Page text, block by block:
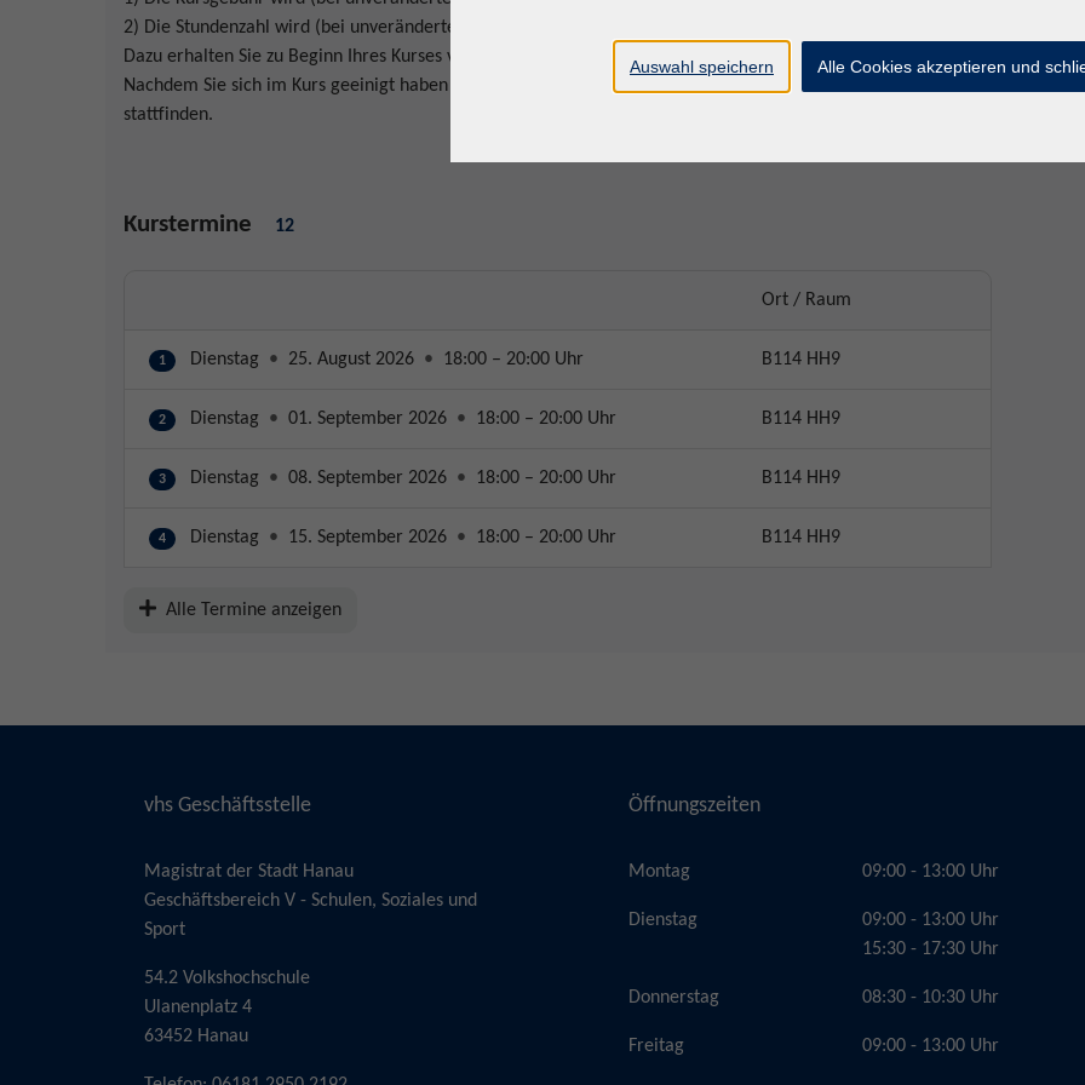
2) Die Stundenzahl wird (bei unveränderter Kursgebühr) verringert.
Dazu erhalten Sie zu Beginn Ihres Kurses von der vhs ein schriftliches Angebot mit beiden Möglichkeiten.
Nachdem Sie sich im Kurs geeinigt haben und dies mit Ihrer Unterschrift bestätigt haben, kann Ihr Kurs
stattfinden.
Kurstermine 12
Ort / Raum
1 Dienstag • 25. August 2026 • 18:00 – 20:00 Uhr B114 HH9
2 Dienstag • 01. September 2026 • 18:00 – 20:00 Uhr B114 HH9
3 Dienstag • 08. September 2026 • 18:00 – 20:00 Uhr B114 HH9
4 Dienstag • 15. September 2026 • 18:00 – 20:00 Uhr B114 HH9
Alle Termine anzeigen
vhs Geschäftsstelle
Magistrat der Stadt Hanau
Geschäftsbereich V - Schulen, Soziales und
Sport
54.2 Volkshochschule
Ulanenplatz 4
63452 Hanau
Öffnungszeiten
Montag
Dienstag
Donnerstag
Freitag
09:00 - 13:00 Uhr
09:00 - 13:00 Uhr
15:30 - 17:30 Uhr
08:30 - 10:30 Uhr
09:00 - 13:00 Uhr
Auswahl speichern Alle Cookies akzeptieren und